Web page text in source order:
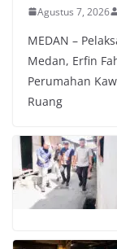
Agustus 7, 2026
MEDAN –
Medan, Erfin
Perumahan
Ruang